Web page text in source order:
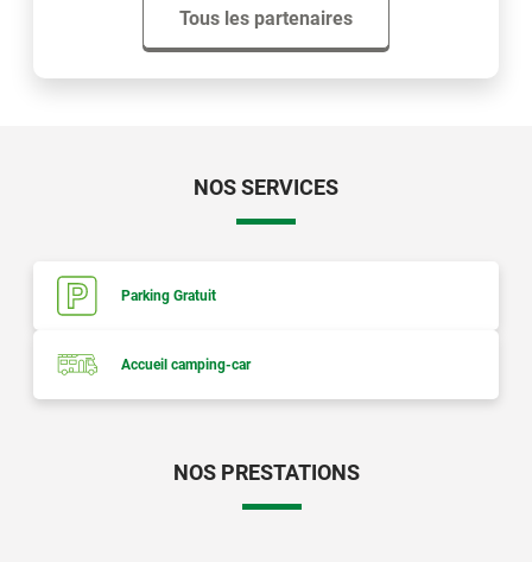
Tous les partenaires
NOS SERVICES
Parking Gratuit
Accueil camping-car
NOS PRESTATIONS